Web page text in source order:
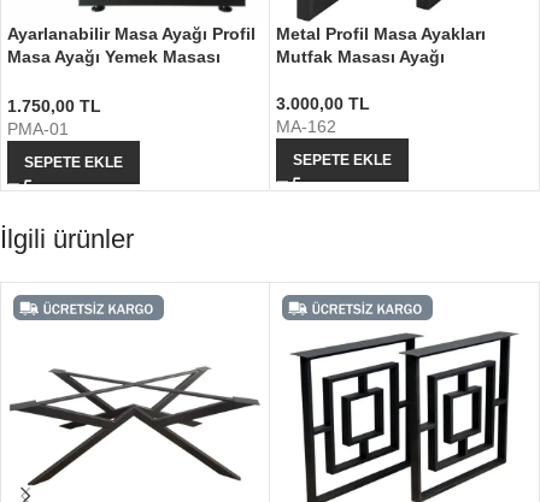
Ayarlanabilir Masa Ayağı Profil
Masa Ayağı Yemek Masası
1.750,00 TL
PMA-01
SEPETE EKLE
Metal Profil Masa Ayakları
Mutfak Masası Ayağı
3.000,00 TL
MA-162
SEPETE EKLE
İlgili ürünler